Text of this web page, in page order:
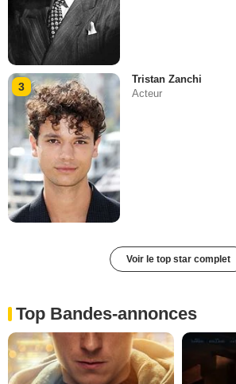
3
Tristan Zanchi
Acteur
Voir le top star complet
Top Bandes-annonces